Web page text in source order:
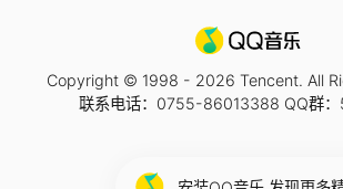
Copyright © 1998 - 2026 Tencent. All
联系电话：0755-86013388 QQ群